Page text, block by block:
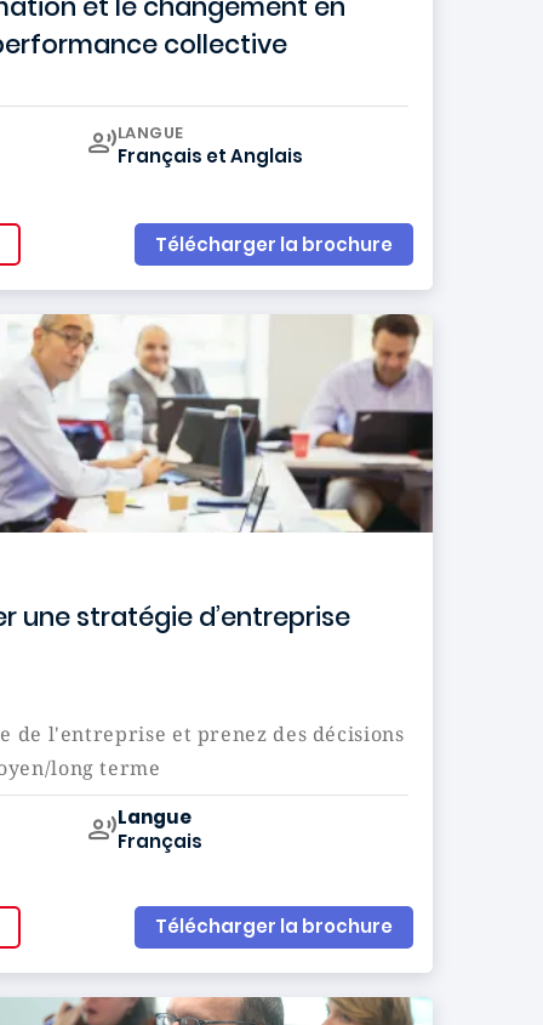
collective
Curriculum
LANGUE
Français etAnglais
Télécharger la brochure
une stratégie d’entreprise
de l'entreprise et prenez des décisions
long terme
Curriculum
Langue
Français
Télécharger la brochure